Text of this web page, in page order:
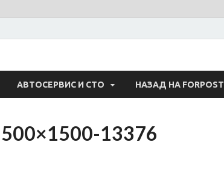
АВТОСЕРВИС И СТО НАЗАД НА FORPOST
13376